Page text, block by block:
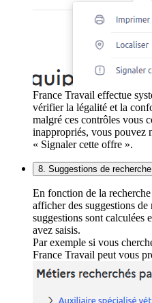
France Travail effectue
vérifier la légalité et la
malgré ces contrôles vous
inappropriés, vous pouvez
« Signaler cette offre ».
8. Suggestions de recherche
En fonction de la
afficher des suggestions
suggestions sont calculées
avez saisis.
Par exemple si vous
France Travail peut vous